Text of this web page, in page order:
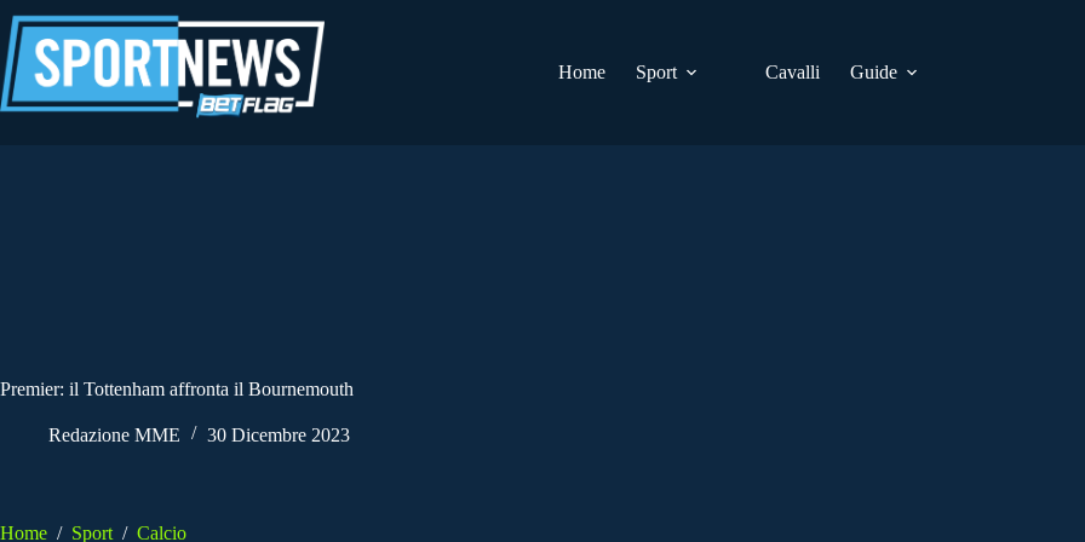
al
contenuto
Home
Sport Cavalli Guide
Premier: il Tottenham affronta il Bournemouth
Redazione MME 30 Dicembre 2023
Home / Sport / Calcio